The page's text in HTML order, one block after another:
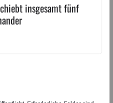
insgesamt fünf